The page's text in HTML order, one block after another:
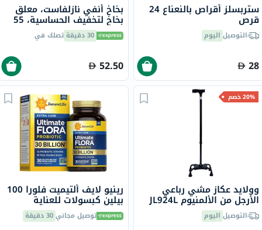
ستربسلز أقراص بالنعناع 24
قرص
التوصيل اليوم
28
بخاخ أنفي نازلفاست، معلق
بخاخ لتخفيف الحساسية، 55
مكجم/للجرعة، 120 جرعة
30 دقيقة تصلك في
52.50
20% خصم
وولايد عكاز مشي رباعي
الأرجل من الألمنيوم JL924L
التوصيل اليوم
رينيو لايف ألتيميت فلورا 100
بيلين كبسولات للعناية
الفائقة بالبروبيوتيك حزمة من
30 توصيل مجاني30 دقيقة